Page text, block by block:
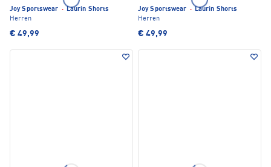
Joy Sportswear · Laurin Shorts
Herren
€ 49,99
Joy Sportswear · Laurin Shorts
Herren
€ 49,99